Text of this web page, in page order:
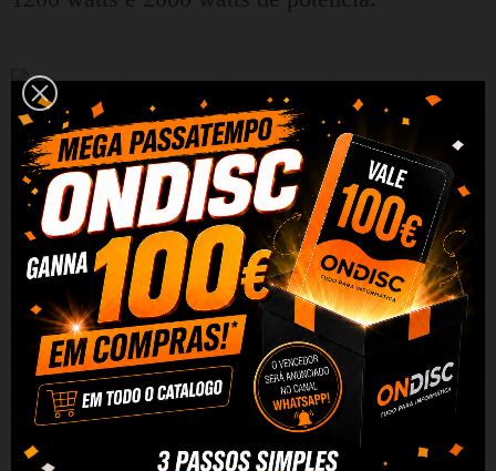
Design refinado
O cooktop IsEasy LT2V-15 é compatível com
vários tipos de utensílios de cozinha, dando a
você total liberdade na seleção de panelas e
frigideiras. Sua superfície de vidro elegante é
fácil de limpar - basta limpá-la com um pano
úmido para mantê-la perfeitamente limpa. O
sistema de resfriamento integrado garante